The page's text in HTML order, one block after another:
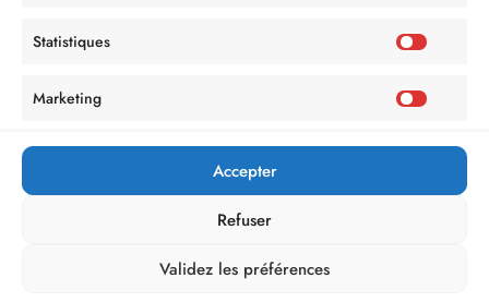
Statistiques
Marketing
Accepter
Refuser
Validez les préférences